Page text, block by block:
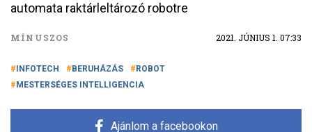
automata raktárleltározó robotre
MÍNUSZOS 2021. JÚNIUS 1. 07:33
INFOTECH BERUHÁZÁS
ROBOT
MESTERSÉGES INTELLIGENCIA
Ajánlom a facebookon